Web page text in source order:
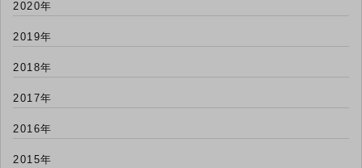
2020年
2019年
2018年
2017年
2016年
2015年